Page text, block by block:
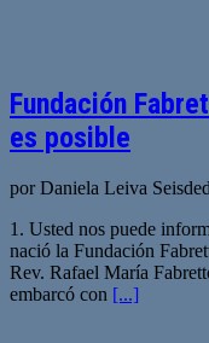
Fundación
es posible
por Daniela Leiva
1. Usted nos puede
nació la Fundación
Rev. Rafael María
embarcó con [...]